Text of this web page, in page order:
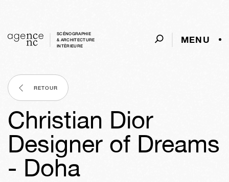
SCÉNOGRAPHIE
& ARCHITECTURE
INTÈRIEURE
MENU
RETOUR
Christian Dior
Designer of Dreams
- Doha